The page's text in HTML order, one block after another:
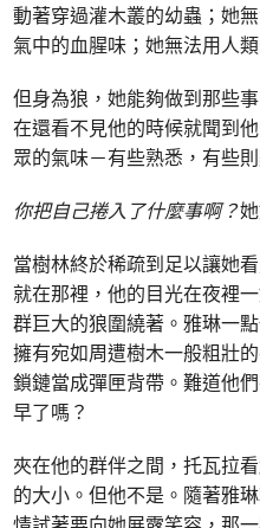
動著穿過灌木叢的幼蟲；她
氣中的血腥味；她無法用人
但身為狼，她能夠做到那些
在還看不見他的時候就聞到
眾的氣味－有些熟悉，有些
你把自己捲入了什麼事啊？
當樹林終於稀疏到足以讓她
就在那裡，他的目光在夜裡
群巨大的狼圍繞著。雅琳一
擁有宛如周遭樹木一般粗壯
鎖鏈當成彈匣背帶。難道他
早了嗎？
夾在他的群伴之間，托瓦拉
的大小。但他不是。隨著雅